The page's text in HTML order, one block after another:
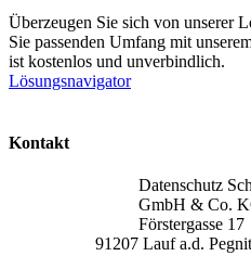
Überzeugen Sie sich von unserer
Sie passenden Umfang mit
ist kostenlos und unverbindlich.
Lösungsnavigator
Kontakt
Datenschutz
GmbH & Co.
Förstergasse 17
91207 Lauf a.d.